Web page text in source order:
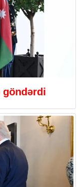
göndərdi